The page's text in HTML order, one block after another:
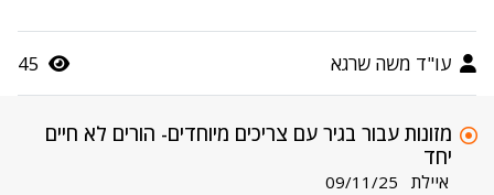
עו"ד משה שרגא 45
מזונות עבור בגיר עם צריכים מיוחדים- הורים לא חיים
יחד
איילת 09/11/25